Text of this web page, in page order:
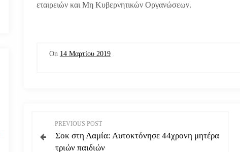
εταιρειών και Μη Κυβερνητικών Οργανώσεων.
On 14 Μαρτίου 2019
λ
PREVIOUS POST
Σοκ στη Λαμία: Αυτοκτόνησε 44χρονη μητέρα
τριών παιδιών